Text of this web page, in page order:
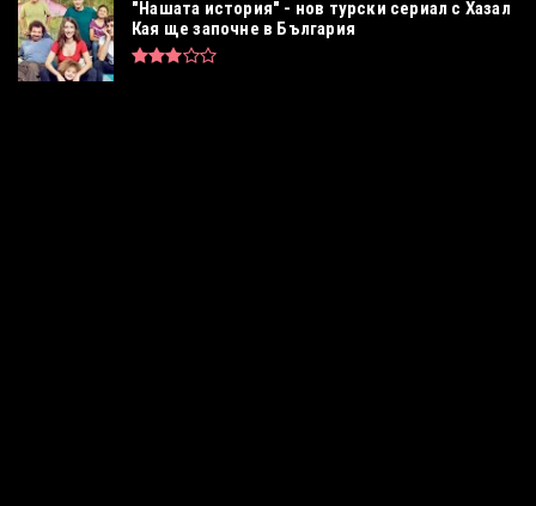
"Нашата история" - нов турски сериал с Хазал
Кая ще започне в България